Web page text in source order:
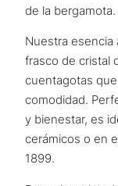
de la bergamota.
Nuestra
frasco de cristal
cuentagotas
comodidad.
y bienestar, es
cerámicos o en
1899.